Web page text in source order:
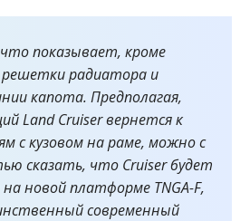
показывает, кроме
радиатора и
капота. Предполагая,
Land Cruiser вернется к
с кузовом на раме, можно с
сказать, что Cruiser будет
на новой платформе TNGA-F,
современный